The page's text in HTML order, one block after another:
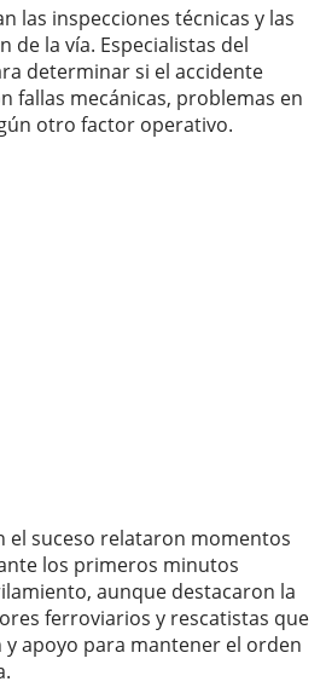
las inspecciones técnicas y las
de la vía. Especialistas del
determinar si el accidente
fallas mecánicas, problemas en
otro factor operativo.
el suceso relataron momentos
los primeros minutos
aunque destacaron la
ferroviarios y rescatistas que
apoyo para mantener el orden